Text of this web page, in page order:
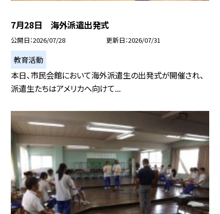
7月28日 海外派遣出発式
公開日 2026/07/28 更新日 2026/07/31
教育活動
本日、市民会館において海外派遣生の出発式が開催され、
派遣生たちはアメリカへ向けて...